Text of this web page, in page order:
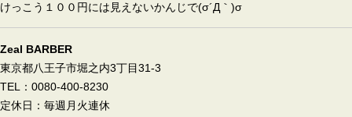
けっこう１００円には見えないかんじで(σ´Д｀)σ
Zeal BARBER
東京都八王子市堀之内3丁目31-3
TEL：0080-400-8230
定休日：毎週月火連休